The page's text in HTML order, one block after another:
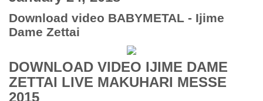
Download video BABYMETAL - Ijime
Dame Zettai
DOWNLOAD VIDEO IJIME DAME
ZETTAI LIVE MAKUHARI MESSE
2015